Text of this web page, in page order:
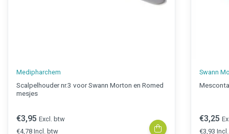
Medipharchem
Scalpelhouder nr.3 voor Swann Morton en Romed
mesjes
€3,95 Excl. btw
€4,78 Incl. btw
Swann
€3,25
€3,93